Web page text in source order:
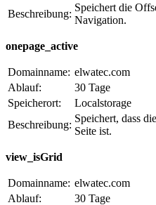
Beschreibung:
Speichert die
Navigation.
onepage_active
Domainname: elwatec.com
Ablauf:
30 Tage
Speicherort:
Localstorage
Beschreibung:
Speichert, dass
Seite ist.
view_isGrid
Domainname: elwatec.com
Ablauf:
30 Tage